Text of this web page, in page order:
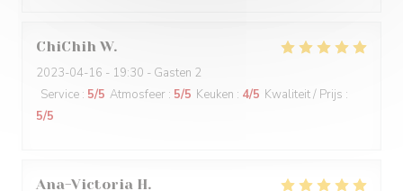
ChiChih W
2023-04-16 - 19:30 - Gasten 2
Service : 5/5 Atmosfeer : 5/5 Keuken : 4/5 Kwaliteit / Prijs :
5/5
Ana-Victoria H